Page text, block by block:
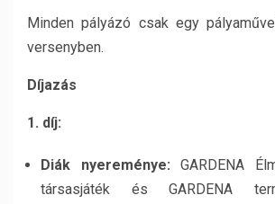
Minden pályázó csak egy
versenyben.
Díjazás
1. díj:
Diák nyereménye: GARDENA
társasjáték és GARDENA